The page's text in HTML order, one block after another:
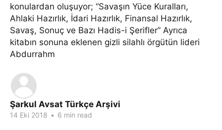
konulardan oluşuyor; “Savaşın Yüce Kuralları,
Ahlaki Hazırlık, İdari Hazırlık, Finansal Hazırlık,
Savaş, Sonuç ve Bazı Hadis-i Şerifler” Ayrıca
kitabın sonuna eklenen gizli silahlı örgütün lideri
Abdurrahm
Şarkul Avsat Türkçe Arşivi
14 Eki 2018 • 6 min read